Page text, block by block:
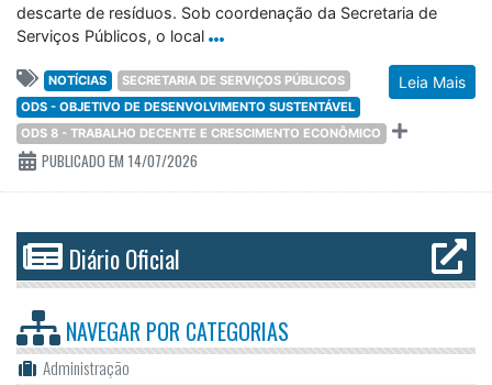
descarte de resíduos. Sob coordenação da Secretaria de
Serviços Públicos, o local
Leia Mais
NOTÍCIAS
SECRETARIA DE SERVIÇOS PÚBLICOS
ODS - OBJETIVO DE DESENVOLVIMENTO SUSTENTÁVEL
ODS 8 - TRABALHO DECENTE E CRESCIMENTO ECONÔMICO
PUBLICADO EM 14/07/2026
Diário Oficial
NAVEGAR POR CATEGORIAS
Administração